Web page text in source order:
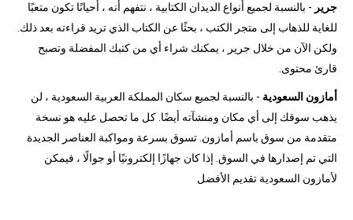
جرير - بالنسبة لجميع أنواع الديدان الكتابية ، نتفهم أنه ، أحيانًا تكون متعبًا
للغاية للذهاب إلى متجر الكتب ، بحثًا عن الكتاب الذي تريد قراءته بعد ذلك.
ولكن الآن من خلال جرير ، يمكنك شراء أي من كتبك المفضلة وتصبح
قارئ محتوى.
أمازون السعودية - بالنسبة لجميع سكان المملكة العربية السعودية ، لن
يذهب سوقك إلى أي مكان ومنشآته أيضًا. كل ما تحصل عليه هو نسخة
متقدمة من سوق باسم أمازون. تسوق بسرعة ومواكبة العناصر الجديدة
التي تم إصدارها في السوق. إذا كان جهازًا إلكترونيًا أو جوالًا ، فيمكن
لأمازون السعودية تقديم الأفضل